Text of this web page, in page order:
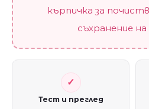
кърпичка за
съхранение
Тест и преглед